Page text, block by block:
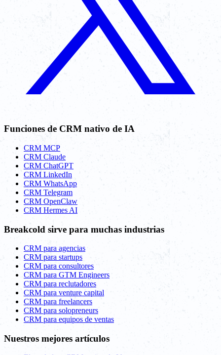
Funciones de CRM nativo de IA
CRM MCP
CRM Claude
CRM ChatGPT
CRM LinkedIn
CRM WhatsApp
CRM Telegram
CRM OpenClaw
CRM Hermes AI
Breakcold sirve para muchas industrias
CRM para agencias
CRM para startups
CRM para consultores
CRM para GTM Engineers
CRM para reclutadores
CRM para venture capital
CRM para freelancers
CRM para solopreneurs
CRM para equipos de ventas
Nuestros mejores artículos